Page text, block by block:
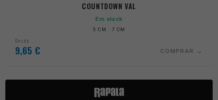
COUNTDOWN VAL
Em stock
5 CM · 7 CM
Desde
9,65 € COMPRAR